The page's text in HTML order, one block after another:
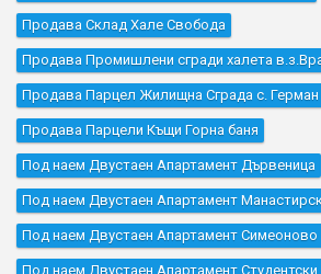
Продава Склад Хале Свобода
Продава Промишлени сгради халета
Продава Парцел Жилищна Сграда с. Герман
Продава Парцели Къщи Горна баня
Под наем Двустаен Апартамент Дървеница
Под наем Двустаен Апартамент
Под наем Двустаен Апартамент Симеоново
Под наем Двустаен Апартамент Студентски